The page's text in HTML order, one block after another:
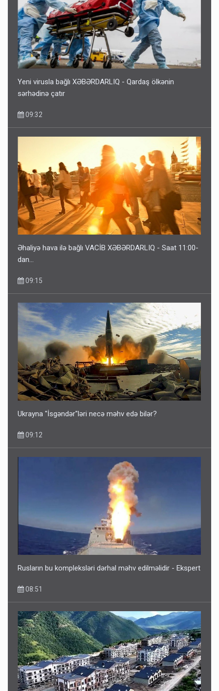
Yeni virusla bağlı XƏBƏRDARLIQ - Qardaş ölkənin
sərhədinə çatır
09:32
Əhaliyə hava ilə bağlı VACİB XƏBƏRDARLIQ - Saat 11:00-
dan…
09:15
Ukrayna "İsgəndər"ləri necə məhv edə bilər?
09:12
Rusların bu kompleksləri dərhal məhv edilməlidir - Ekspert
08:51